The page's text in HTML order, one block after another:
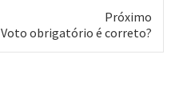
Próximo
Voto obrigatório é correto?